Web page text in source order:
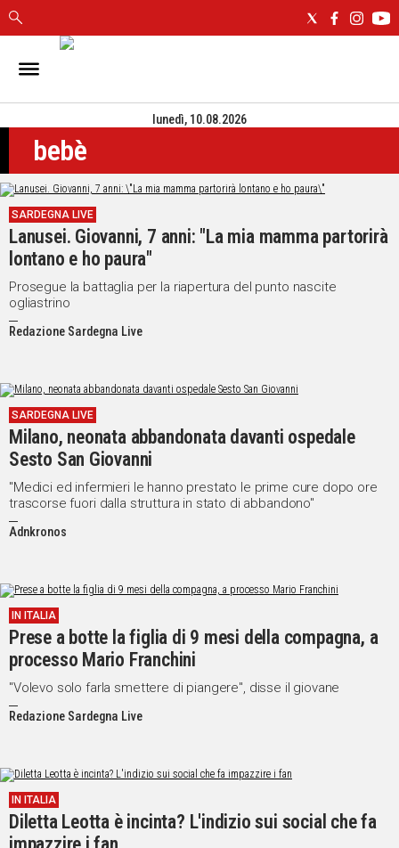
IN
CAGLIARI
SASSARI
NUORO
ORISTANO
SULCIS
GALLURA
OGLIASTRA
MEDIO
CAMPIDANO
POLITICA
IN
ITALIA
NEL
MONDO
SPORT
EVENTI
VIDEO
Vai
UNISCITI
WHATSAPP
Social
lunedì, 10.08.2026
bebè
SARDEGNA LIVE
Lanusei. Giovanni, 7 anni: "La mia mamma partorirà
lontano e ho paura"
Prosegue la battaglia per la riapertura del punto nascite
ogliastrino
Redazione Sardegna Live
SARDEGNA LIVE
Milano, neonata abbandonata davanti ospedale
Sesto San Giovanni
"Medici ed infermieri le hanno prestato le prime cure dopo ore
trascorse fuori dalla struttura in stato di abbandono"
Adnkronos
IN ITALIA
Prese a botte la figlia di 9 mesi della compagna, a
processo Mario Franchini
"Volevo solo farla smettere di piangere", disse il giovane
Redazione Sardegna Live
IN ITALIA
Diletta Leotta è incinta? L'indizio sui social che fa